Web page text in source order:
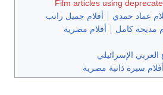
Film articles using
عماد حمدي
أفلام جميل راتب
مديحة كامل
أفلام مصرية
الإسرائيلي
أفلام سيرة ذاتية مصرية